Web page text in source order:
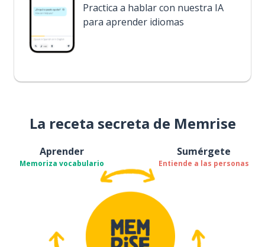
Practica a hablar con nuestra IA
para aprender idiomas
La receta secreta de Memrise
Aprender
Memoriza vocabulario
Sumérgete
Entiende a las personas